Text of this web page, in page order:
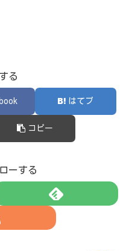
る
はてブ
コピー
ーする